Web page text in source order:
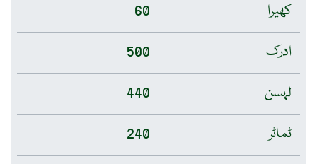
کھیرا
60
ادرک
500
لہسن
440
ٹماٹر
240